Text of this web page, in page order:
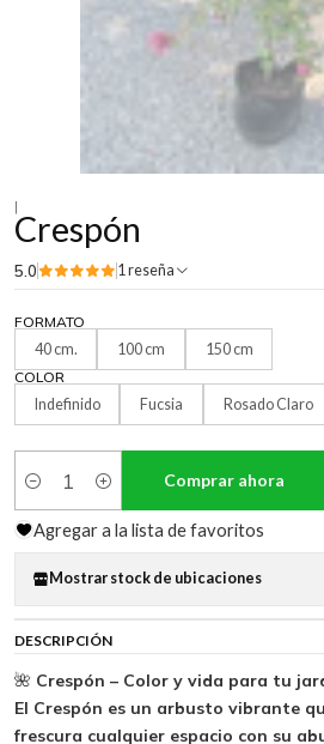
|
Crespón
5.0 1 reseña
FORMATO
40 cm.
100 cm
150 cm
COLOR
Indefinido
Fucsia Rosado Claro
Cantidad
Comprar ahora
Agregar a la lista de favoritos
Mostrar stock de ubicaciones
DESCRIPCIÓN
🌺 Crespón – Color y vida para tu
El Crespón es un arbusto vibrante
frescura cualquier espacio con su